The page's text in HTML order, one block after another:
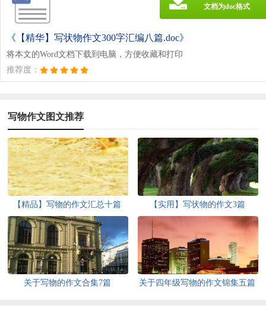
《【精华】写状物作文300字汇编八篇.doc》
将本文的Word文档下载到电脑，方便收藏和打印
推荐度：
文档为doc格式
写物作文图文推荐
【精品】写物的作文汇总十篇 【实用】写状物的作文3篇
关于写物的作文合集7篇 关于四年级写物的作文锦集五篇